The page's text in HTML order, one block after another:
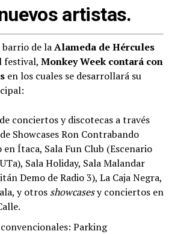
artistas.
de laAlameda de Hércules
festival, Monkey Week contará con
en los cuales se desarrollará su
conciertos y discotecas a través
Showcases Ron Contrabando
Ítaca, Sala Fun Club (Escenario
Sala Holiday, Sala Malandar
Demo de Radio 3), La Caja Negra,
y otros showcasesy conciertos en
Parking